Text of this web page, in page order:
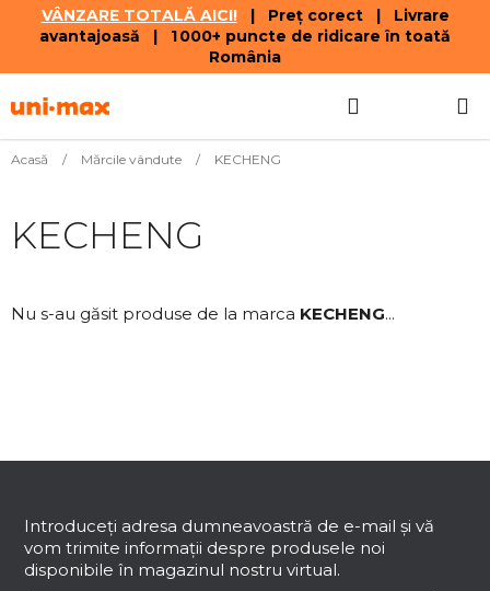
VÂNZARE TOTALĂ AICI!| Preț corect | Livrare
avantajoasă | 1 000+ puncte de ridicare în toată
România
la
DE
Acasă / Mărcile vândute / KECHENG
KECHENG
Nu s-au găsit produse de la marca KECHENG...
Introduceţi adresa dumneavoastră de e-mail şi vă
vom trimite informaţii despre produsele noi
disponibile în magazinul nostru virtual.